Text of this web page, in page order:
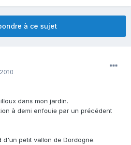
à ce sujet
dans mon jardin.
à demi enfouie par un précédent
petit vallon de Dordogne.